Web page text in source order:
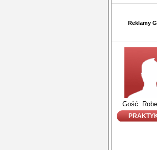
Reklamy
Gość: